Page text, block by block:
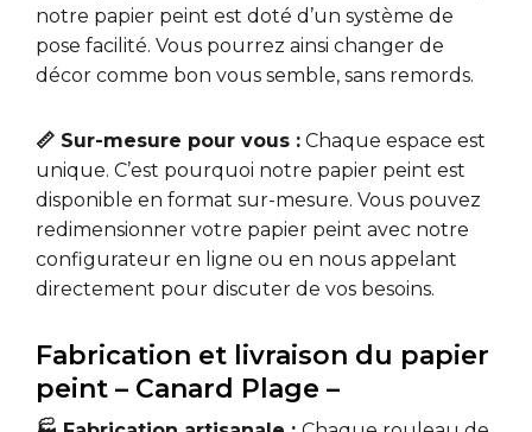
notre papier peint est doté d’un système de
pose facilité. Vous pourrez ainsi changer de
décor comme bon vous semble, sans remords.
📏 Sur-mesure pour vous : Chaque espace est
unique. C’est pourquoi notre papier peint est
disponible en format sur-mesure. Vous pouvez
redimensionner votre papier peint avec notre
configurateur en ligne ou en nous appelant
directement pour discuter de vos besoins.
Fabrication et livraison du papier
peint – Canard Plage –